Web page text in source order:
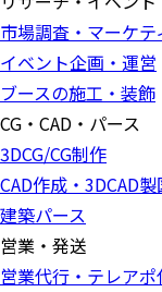
市場調査・マーケ
イベント企画・運営
ブースの施工・装飾
CG・CAD・パース
3DCG/CG制作
CAD作成・3DCAD製
建築パース
営業・発送
営業代行・テレアポ